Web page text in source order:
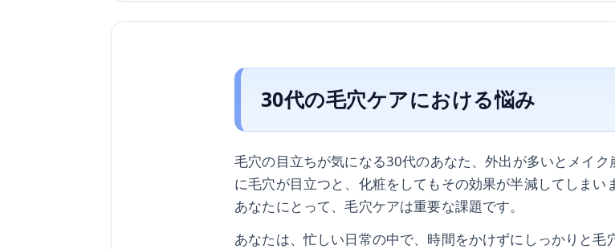
30代の毛穴ケアにおける悩み
毛穴の目立ちが気になる30代のあなた、外出が多いとメイ
に毛穴が目立つと、化粧をしてもその効果が半減してしまい
あなたにとって、毛穴ケアは重要な課題です。
あなたは、忙しい日常の中で、時間をかけずにしっかりと毛